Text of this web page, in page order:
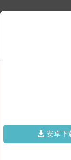
安卓下